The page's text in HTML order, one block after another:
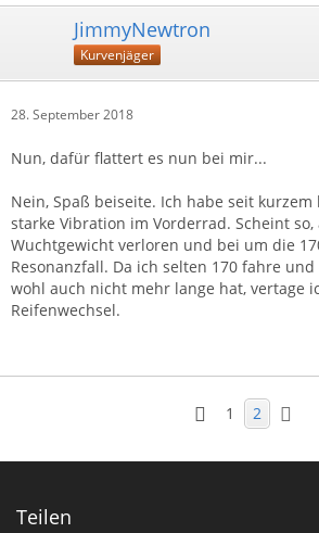
JimmyNewtron
Kurvenjäger
28. September 2018
Nun, dafür flattert es nun bei mir...
Nein, Spaß beiseite. Ich habe seit kurzem
starke Vibration im Vorderrad. Scheint
Wuchtgewicht verloren und bei um die
Resonanzfall. Da ich selten 170 fahre
wohl auch nicht mehr lange hat, vertage
Reifenwechsel.
1 2
Teilen